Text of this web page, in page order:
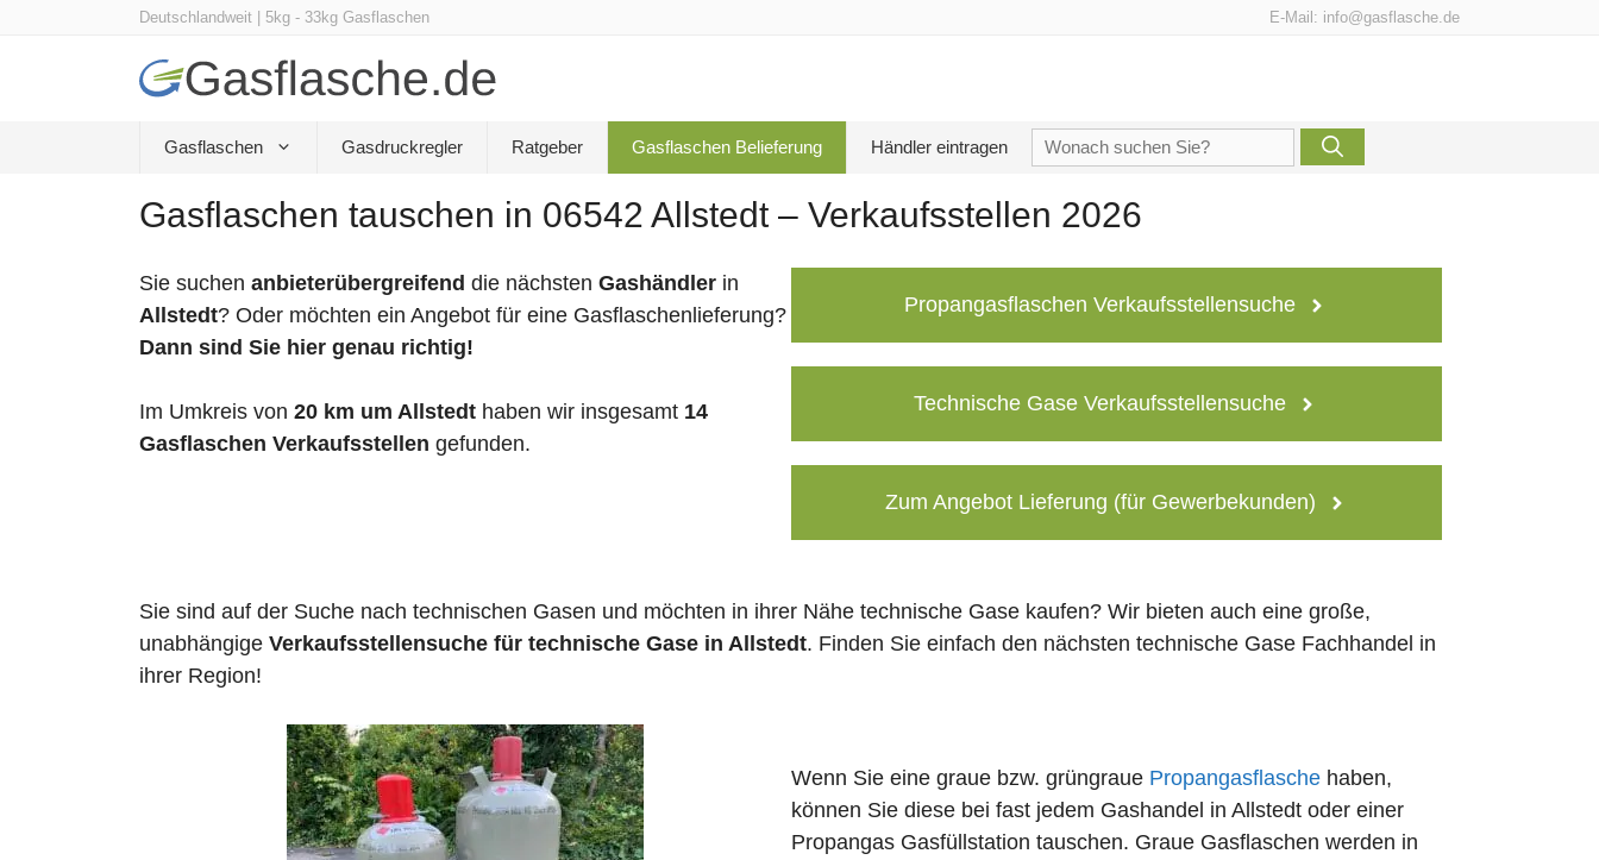
E-Mail: info@gasflasche.de
Deutschlandweit | 5kg - 33kg Gasflaschen
Gasflaschen Gasdruckregler Ratgeber Gasflaschen Belieferung Händler eintragen
Suche
Gasflaschen tauschen in 06542 Allstedt – Verkaufsstellen 2026
Sie suchen anbieterübergreifend die nächsten Gashändler in
Allstedt? Oder möchten ein Angebot für eine Gasflaschenlieferung?
Dann sind Sie hier genau richtig!
Im Umkreis von 20 km um Allstedt haben wir insgesamt 14
Gasflaschen Verkaufsstellen gefunden.
Propangasflaschen Verkaufsstellensuche
Technische Gase Verkaufsstellensuche
Zum Angebot Lieferung (für Gewerbekunden)
Sie sind auf der Suche nach technischen Gasen und möchten in ihrer Nähe technische Gase kaufen? Wir bieten auch eine große,
unabhängige Verkaufsstellensuche für technische Gase in Allstedt. Finden Sie einfach den nächsten technische Gase Fachhandel in
ihrer Region!
Wenn Sie eine graue bzw. grüngraue Propangasflaschehaben,
können Sie diese bei fast jedem Gashandel in Allstedt oder einer
Propangas Gasfüllstation tauschen. Graue Gasflaschen werden in